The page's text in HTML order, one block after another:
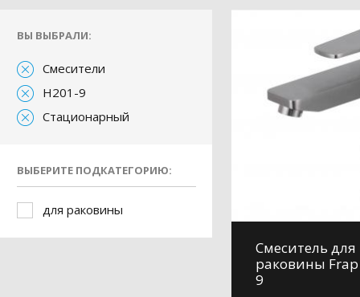
ВЫ ВЫБРАЛИ:
Смесители
H201-9
Стационарный
ВЫБЕРИТЕ ПОДКАТЕГОРИЮ:
для раковины
Смеситель для
раковины Frap
9